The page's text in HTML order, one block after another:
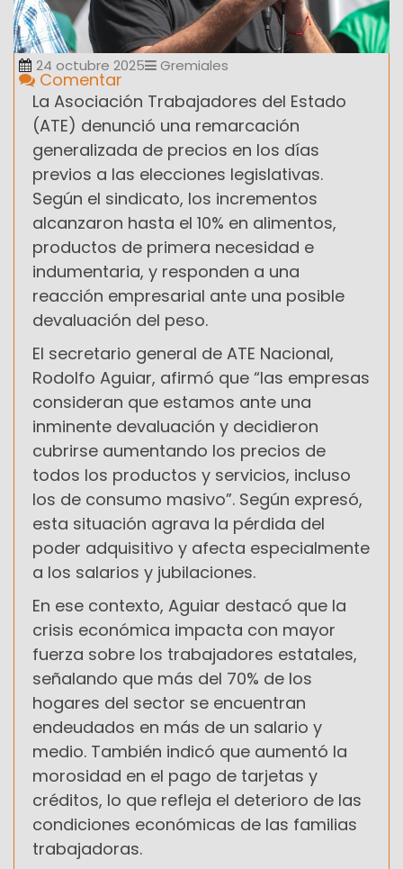
24 octubre 2025 Gremiales
Comentar
La Asociación Trabajadores del Estado
(ATE) denunció una remarcación
generalizada de precios en los días
previos a las elecciones legislativas.
Según el sindicato, los incrementos
alcanzaron hasta el 10% en alimentos,
productos de primera necesidad e
indumentaria, y responden a una
reacción empresarial ante una posible
devaluación del peso.
El secretario general de ATE Nacional,
Rodolfo Aguiar, afirmó que “las empresas
consideran que estamos ante una
inminente devaluación y decidieron
cubrirse aumentando los precios de
todos los productos y servicios, incluso
los de consumo masivo”. Según expresó,
esta situación agrava la pérdida del
poder adquisitivo y afecta especialmente
a los salarios y jubilaciones.
En ese contexto, Aguiar destacó que la
crisis económica impacta con mayor
fuerza sobre los trabajadores estatales,
señalando que más del 70% de los
hogares del sector se encuentran
endeudados en más de un salario y
medio. También indicó que aumentó la
morosidad en el pago de tarjetas y
créditos, lo que refleja el deterioro de las
condiciones económicas de las familias
trabajadoras.